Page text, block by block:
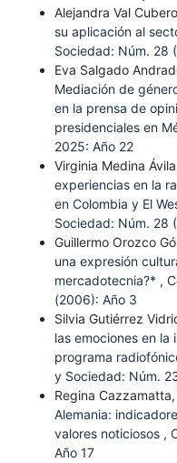
Alejandra Val
su aplicación al
Sociedad: Núm. 28
Eva Salgado
Mediación de
en la prensa de
presidenciales en
2025: Año 22
Virginia Medina
experiencias en la
en Colombia y El
Sociedad: Núm. 28
Guillermo Orozco
una expresión
mercadotecnia?* ,
(2006): Año 3
Silvia Gutiérrez
las emociones en la
programa
y Sociedad: Núm.
Regina Cazzamatta,
Alemania:
valores noticiosos ,
Año 17